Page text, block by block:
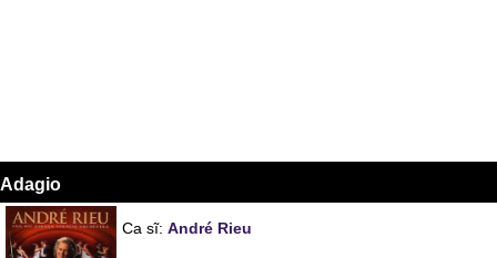
Adagio
Ca sĩ: André Rieu